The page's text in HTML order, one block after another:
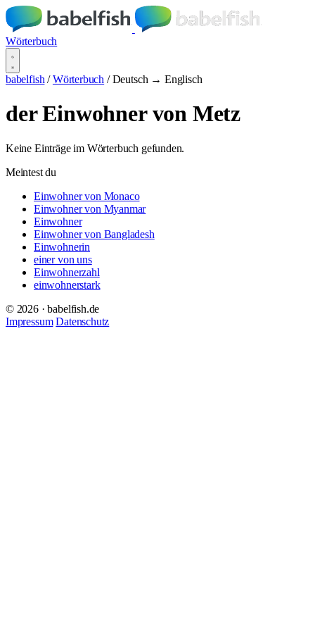
Wörterbuch
babelfish / Wörterbuch / Deutsch → Englisch
der Einwohner von Metz
Keine Einträge im Wörterbuch gefunden.
Meintest du
Einwohner von Monaco
Einwohner von Myanmar
Einwohner
Einwohner von Bangladesh
Einwohnerin
einer von uns
Einwohnerzahl
einwohnerstark
© 2026 · babelfish.de
Impressum Datenschutz